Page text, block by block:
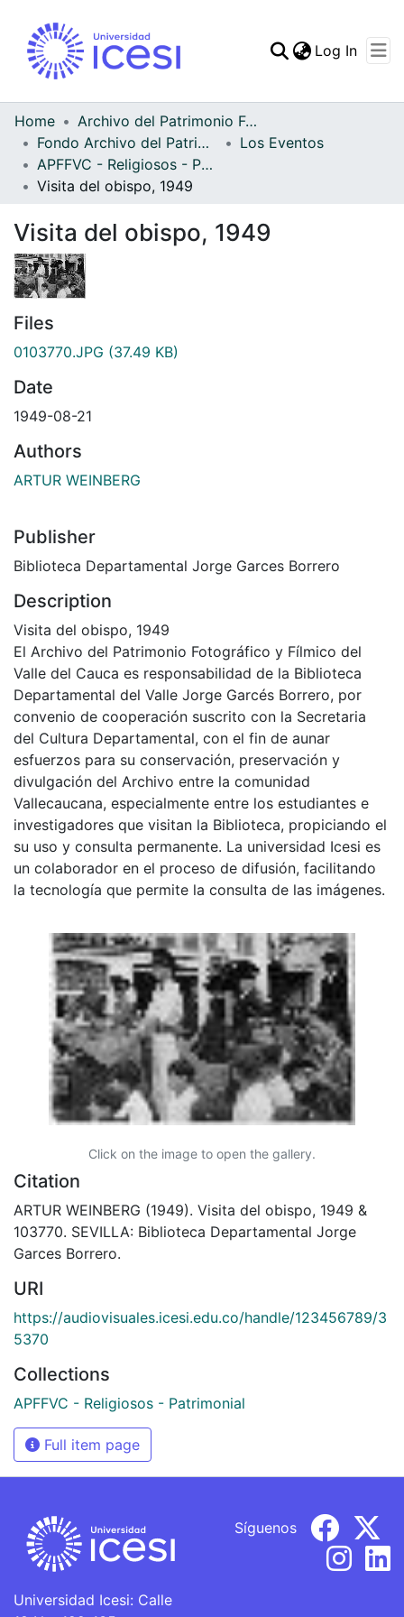
Statistics
Log In
Home
Archivo del Patrimonio Fotográfico y Fílmico del Valle del Cauca
Fondo Archivo del Patrimonio Fotográfico y Fílmico del Valle del Cauca
Los Eventos
APFFVC - Religiosos - Patrimonial
Visita del obispo, 1949
Visita del obispo, 1949
Files
0103770.JPG (37.49 KB)
Date
1949-08-21
Authors
ARTUR WEINBERG
Publisher
Biblioteca Departamental Jorge Garces Borrero
Description
Visita del obispo, 1949
El Archivo del Patrimonio Fotográfico y Fílmico del
Valle del Cauca es responsabilidad de la Biblioteca
Departamental del Valle Jorge Garcés Borrero, por
convenio de cooperación suscrito con la Secretaria
del Cultura Departamental, con el fin de aunar
esfuerzos para su conservación, preservación y
divulgación del Archivo entre la comunidad
Vallecaucana, especialmente entre los estudiantes e
investigadores que visitan la Biblioteca, propiciando el
su uso y consulta permanente. La universidad Icesi es
un colaborador en el proceso de difusión, facilitando
la tecnología que permite la consulta de las imágenes.
Click on the image to open the gallery.
Citation
ARTUR WEINBERG (1949). Visita del obispo, 1949 &
103770. SEVILLA: Biblioteca Departamental Jorge
Garces Borrero.
URI
https://audiovisuales.icesi.edu.co/handle/123456789/3
5370
Collections
APFFVC - Religiosos - Patrimonial
Full item page
Universidad Icesi: Calle
Síguenos